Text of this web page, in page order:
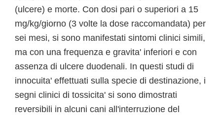
(ulcere) e morte. Con dosi pari o superiori a 15
mg/kg/giorno (3 volte la dose raccomandata) per
sei mesi, si sono manifestati sintomi clinici simili,
ma con una frequenza e gravita' inferiori e con
assenza di ulcere duodenali. In questi studi di
innocuita' effettuati sulla specie di destinazione, i
segni clinici di tossicita' si sono dimostrati
reversibili in alcuni cani all'interruzione del